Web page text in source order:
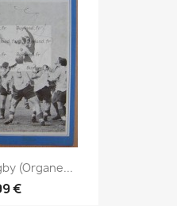
(Organe...
€